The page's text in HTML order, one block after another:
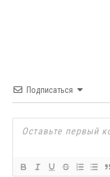
Подписаться